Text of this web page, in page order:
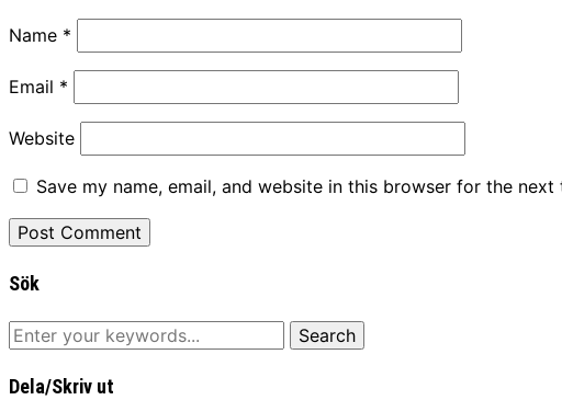
Name *
Email *
Website
Save my name, email, and website in this browser for the next
Sök
Dela/Skriv ut